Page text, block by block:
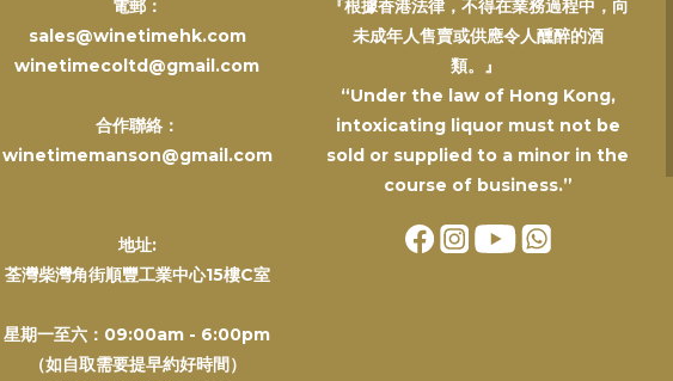
電郵：
sales@winetimehk.com
winetimecoltd@gmail.com
合作聯絡：
winetimemanson@gmail.com
地址:
荃灣柴灣角街順豐工業中心15樓C室
星期一至六：09:00am - 6:00pm
（如自取需要提早約好時間）
『根據香港法律，不得在業務過程中，向
未成年人售賣或供應令人醺醉的酒
類。』
“Under the law of Hong Kong,
intoxicating liquor must not be
sold or supplied to a minor in the
course of business.”